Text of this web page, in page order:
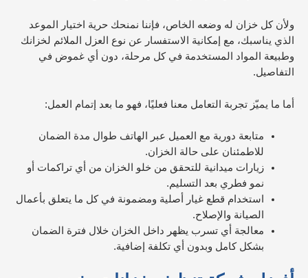
ولأن كل خزان له وضعه الخاص، فإننا نمنحك حرية اختيار الموعد
الذي يناسبك، مع إمكانية الاستفسار عن نوع العزل الملائم لخزانك
وطبيعة المواد المستخدمة في كل مرحلة، دون أي غموض في
التفاصيل.
أما ما يميّز تجربة التعامل معنا فعليًا، فهو ما بعد إتمام العمل:
متابعة دورية مع العميل عبر الهاتف طوال مدة الضمان
للاطمئنان على حالة الخزان.
زيارات ميدانية للتحقق من خلو الخزان من أي تراكمات أو
نمو فطري بعد التسليم.
استخدام قطع غيار أصلية ومضمونة في كل ما يتعلق بأعمال
الصيانة والإصلاح.
معالجة أي تسرب يظهر داخل الخزان خلال فترة الضمان
بشكل كامل وبدون أي تكلفة إضافية.